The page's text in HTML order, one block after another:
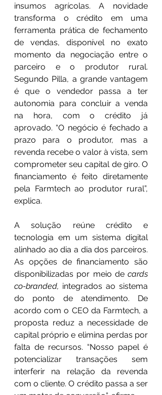
insumos agrícolas. A novidade
transforma o crédito em uma
ferramenta prática de fechamento
de vendas, disponível no exato
momento da negociação entre o
parceiro e o produtor rural.
Segundo Pilla, a grande vantagem
é que o vendedor passa a ter
autonomia para concluir a venda
na hora, com o crédito já
aprovado. “O negócio é fechado a
prazo para o produtor, mas a
revenda recebe o valor à vista, sem
comprometer seu capital de giro. O
financiamento é feito diretamente
pela Farmtech ao produtor rural”,
explica.
A solução reúne crédito e
tecnologia em um sistema digital
alinhado ao dia a dia dos parceiros.
As opções de financiamento são
disponibilizadas por meio de cards
co-branded, integrados ao sistema
do ponto de atendimento. De
acordo com o CEO da Farmtech, a
proposta reduz a necessidade de
capital próprio e elimina perdas por
falta de recursos. “Nosso papel é
potencializar transações sem
interferir na relação da revenda
com o cliente. O crédito passa a ser